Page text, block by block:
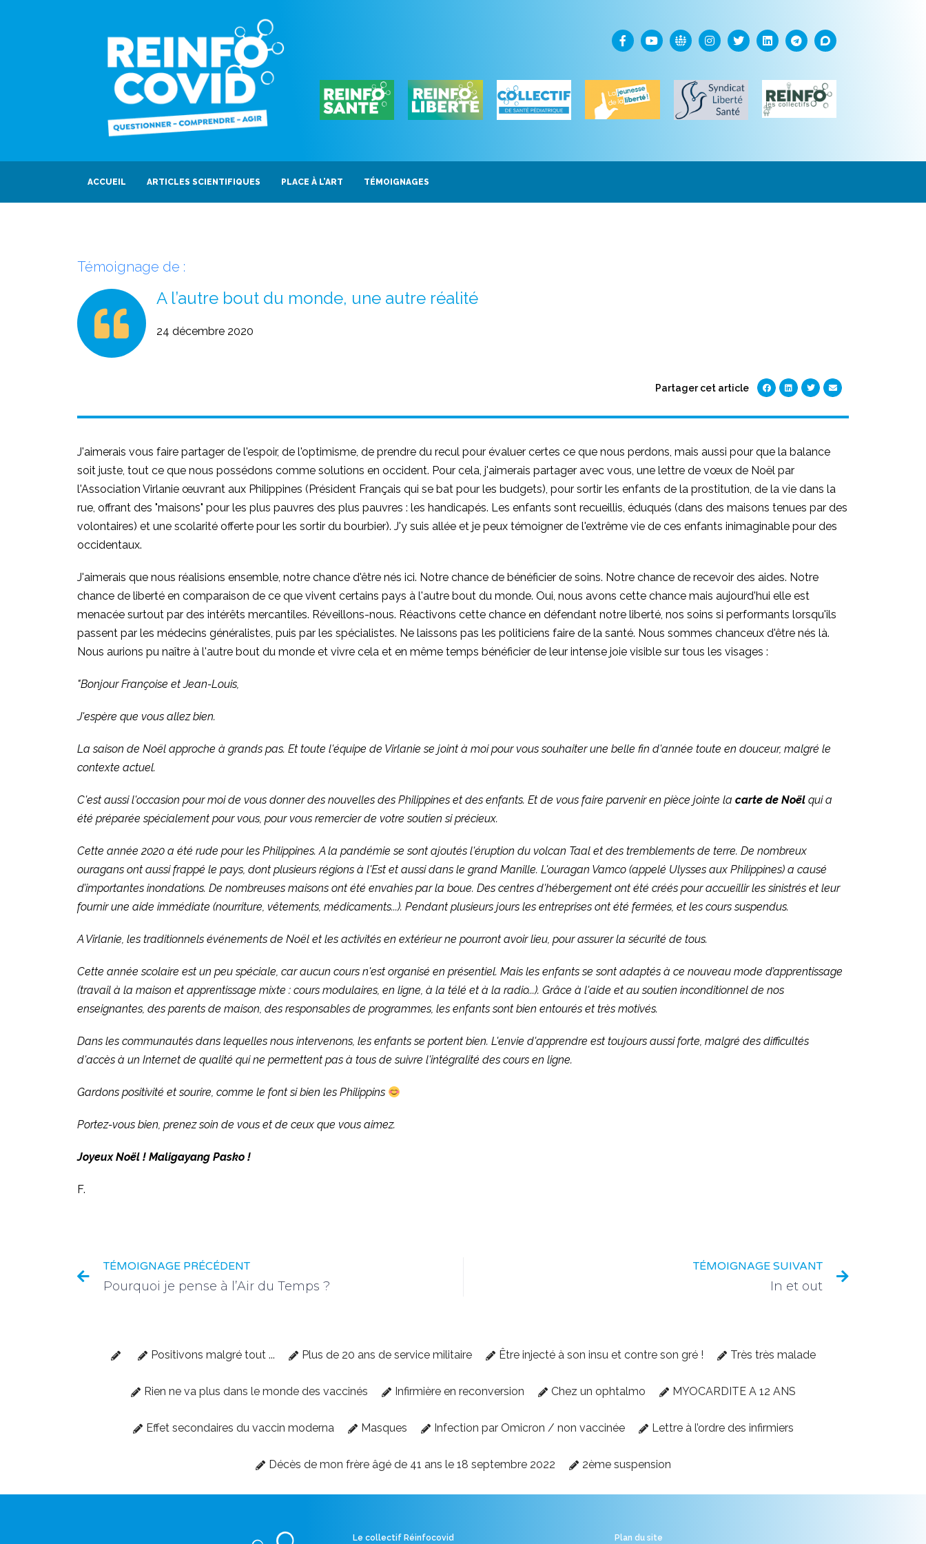
ACCUEIL ARTICLES SCIENTIFIQUES PLACE À L’ART TÉMOIGNAGES
Témoignage de :
A l’autre bout du monde, une autre réalité
24 décembre 2020
Partager cet article
J'aimerais vous faire partager de l'espoir, de l'optimisme, de prendre du recul pour évaluer certes ce que nous perdons, mais aussi pour que la balance
soit juste, tout ce que nous possédons comme solutions en occident. Pour cela, j'aimerais partager avec vous, une lettre de vœux de Noël par
l'Association Virlanie œuvrant aux Philippines (Président Français qui se bat pour les budgets), pour sortir les enfants de la prostitution, de la vie dans la
rue, offrant des "maisons" pour les plus pauvres des plus pauvres : les handicapés. Les enfants sont recueillis, éduqués (dans des maisons tenues par des
volontaires) et une scolarité offerte pour les sortir du bourbier). J'y suis allée et je peux témoigner de l'extrême vie de ces enfants inimaginable pour des
occidentaux.
J'aimerais que nous réalisions ensemble, notre chance d'être nés ici. Notre chance de bénéficier de soins. Notre chance de recevoir des aides. Notre
chance de liberté en comparaison de ce que vivent certains pays à l'autre bout du monde. Oui, nous avons cette chance mais aujourd'hui elle est
menacée surtout par des intérêts mercantiles. Réveillons-nous. Réactivons cette chance en défendant notre liberté, nos soins si performants lorsqu'ils
passent par les médecins généralistes, puis par les spécialistes. Ne laissons pas les politiciens faire de la santé. Nous sommes chanceux d'être nés là.
Nous aurions pu naître à l'autre bout du monde et vivre cela et en même temps bénéficier de leur intense joie visible sur tous les visages :
"Bonjour Françoise et Jean-Louis,
J'espère que vous allez bien.
La saison de Noël approche à grands pas. Et toute l'équipe de Virlanie se joint à moi pour vous souhaiter une belle fin d'année toute en douceur, malgré le
contexte actuel.
C'est aussi l'occasion pour moi de vous donner des nouvelles des Philippines et des enfants. Et de vous faire parvenir en pièce jointe la carte de Noël qui a
été préparée spécialement pour vous, pour vous remercier de votre soutien si précieux.
Cette année 2020 a été rude pour les Philippines. A la pandémie se sont ajoutés l'éruption du volcan Taal et des tremblements de terre. De nombreux
ouragans ont aussi frappé le pays, dont plusieurs régions à l'Est et aussi dans le grand Manille. L'ouragan Vamco (appelé Ulysses aux Philippines) a causé
d’importantes inondations. De nombreuses maisons ont été envahies par la boue. Des centres d'hébergement ont été créés pour accueillir les sinistrés et leur
fournir une aide immédiate (nourriture, vêtements, médicaments...). Pendant plusieurs jours les entreprises ont été fermées, et les cours suspendus.
A Virlanie, les traditionnels événements de Noël et les activités en extérieur ne pourront avoir lieu, pour assurer la sécurité de tous.
Cette année scolaire est un peu spéciale, car aucun cours n'est organisé en présentiel. Mais les enfants se sont adaptés à ce nouveau mode d’apprentissage
(travail à la maison et apprentissage mixte : cours modulaires, en ligne, à la télé et à la radio...). Grâce à l'aide et au soutien inconditionnel de nos
enseignantes, des parents de maison, des responsables de programmes, les enfants sont bien entourés et très motivés.
Dans les communautés dans lequelles nous intervenons, les enfants se portent bien. L'envie d'apprendre est toujours aussi forte, malgré des difficultés
d'accès à un Internet de qualité qui ne permettent pas à tous de suivre l'intégralité des cours en ligne.
Gardons positivité et sourire, comme le font si bien les Philippins
Portez-vous bien, prenez soin de vous et de ceux que vous aimez.
Joyeux Noël ! Maligayang Pasko !
F.
TÉMOIGNAGE PRÉCÉDENT
Pourquoi je pense à l’Air du Temps ?
TÉMOIGNAGE SUIVANT
In et out
Positivons malgré tout ... Plus de 20 ans de service militaire Être injecté à son insu et contre son gré ! Très très malade
Rien ne va plus dans le monde des vaccinés Infirmière en reconversion Chez un ophtalmo MYOCARDITE A 12 ANS
Effet secondaires du vaccin moderna Masques Infection par Omicron / non vaccinée Lettre à l’ordre des infirmiers
Décès de mon frère âgé de 41 ans le 18 septembre 2022 2ème suspension
Le collectif Réinfocovid Plan du site